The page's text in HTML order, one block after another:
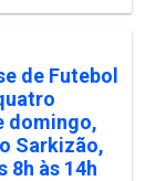
de Futebol
domingo,
Sarkizão,
8h às 14h